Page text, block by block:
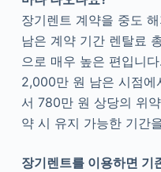
장기렌트 계약을 중도
남은 계약 기간 렌탈료
으로 매우 높은 편입니
2,000만 원 남은 시점
서 780만 원 상당의 위
약 시 유지 가능한 기간
장기렌트를 이용하면 기